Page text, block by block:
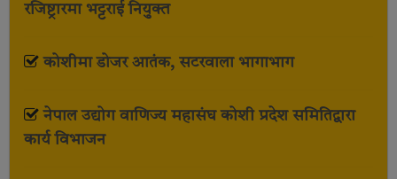
रजिष्ट्रारमा भट्टराई नियुक्त
कोशीमा डोजर आतंक, सटरवाला भागाभाग
नेपाल उद्योग वाणिज्य महासंघ कोशी प्रदेश समितिद्वारा
कार्य विभाजन